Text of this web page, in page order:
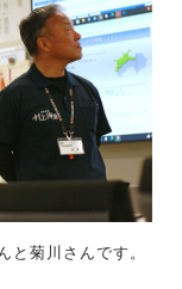
と菊川さんです。